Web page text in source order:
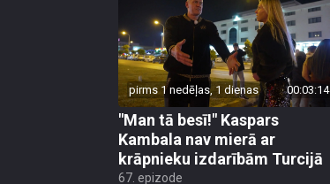
pirms 1 nedēļas, 1 dienas 00:03:14
"Man tā besī!" Kaspars
Kambala nav mierā ar
krāpnieku izdarībām Turcijā
67. epizode